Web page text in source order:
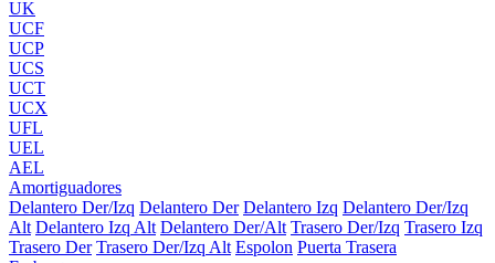
UK
UCF
UCP
UCS
UCT
UCX
UFL
UEL
AEL
Amortiguadores
Delantero Der/Izq Delantero Der Delantero Izq Delantero Der/Izq
Alt Delantero Izq Alt Delantero Der/Alt Trasero Der/Izq Trasero Izq
Trasero Der Trasero Der/Izq Alt Espolon Puerta Trasera